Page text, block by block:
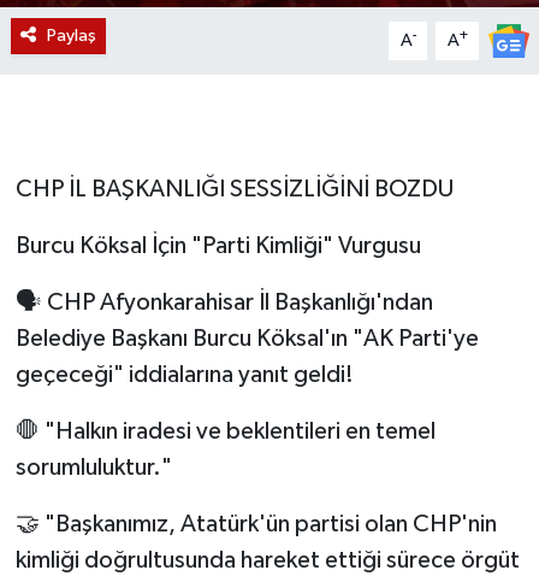
Paylaş A- A+
CHP İL BAŞKANLIĞI SESSİZLİĞİNİ BOZDU
Burcu Köksal İçin "Parti Kimliği" Vurgusu
🗣️ CHP Afyonkarahisar İl Başkanlığı'ndan
Belediye Başkanı Burcu Köksal'ın "AK Parti'ye
geçeceği" iddialarına yanıt geldi!
🛑 "Halkın iradesi ve beklentileri en temel
sorumluluktur."
🤝 "Başkanımız, Atatürk'ün partisi olan CHP'nin
kimliği doğrultusunda hareket ettiği sürece örgüt